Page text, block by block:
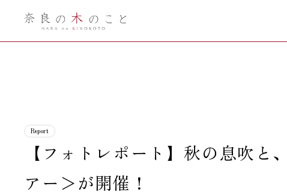
奈良の木のこ
Report
【フォトレポート】秋の息吹
アー＞が開催！